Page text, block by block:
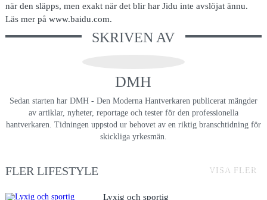
när den släpps, men exakt när det blir har Jidu inte avslöjat ännu.
Läs mer på www.baidu.com.
SKRIVEN AV
DMH
Sedan starten har DMH - Den Moderna Hantverkaren publicerat mängder
av artiklar, nyheter, reportage och tester för den professionella
hantverkaren. Tidningen uppstod ur behovet av en riktig branschtidning för
skickliga yrkesmän.
FLER LIFESTYLE VISA FLER
Lyxig och sportig